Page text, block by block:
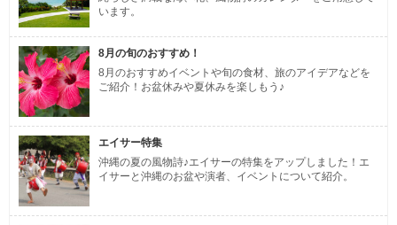
います。
8月の旬のおすすめ！
8月のおすすめイベントや旬の食材、旅のアイデアなどを
ご紹介！お盆休みや夏休みを楽しもう♪
エイサー特集
沖縄の夏の風物詩♪エイサーの特集をアップしました！エ
イサーと沖縄のお盆や演者、イベントについて紹介。